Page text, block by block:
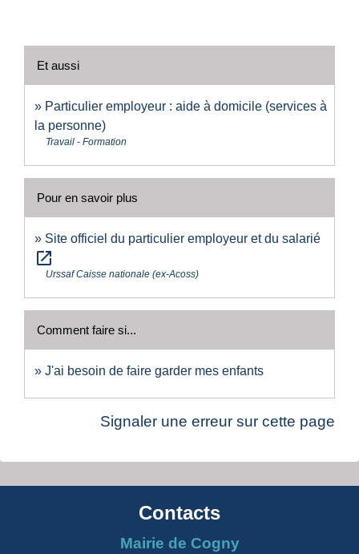
Et aussi
Particulier employeur : aide à domicile (services à
la personne)
Travail - Formation
Pour en savoir plus
Site officiel du particulier employeur et du salarié
open_in_new
Urssaf Caisse nationale (ex-Acoss)
Comment faire si...
J'ai besoin de faire garder mes enfants
Signaler une erreur sur cette page
Contacts
Mairie de Cogny